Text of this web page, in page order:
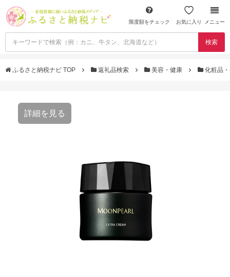
限度額をチェック お気に入り メニュー
検索
ふるさと納税ナビ TOP 返礼品検索 美容・健康 化粧品
詳細を見る